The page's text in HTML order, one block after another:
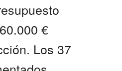
€
Los 37